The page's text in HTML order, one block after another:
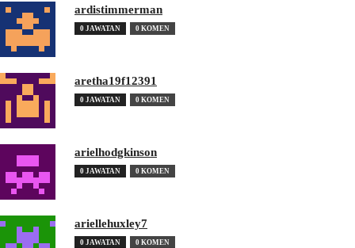
ardistimmerman
0 JAWATAN 0 KOMEN
aretha19f12391
0 JAWATAN 0 KOMEN
arielhodgkinson
0 JAWATAN 0 KOMEN
ariellehuxley7
0 JAWATAN 0 KOMEN